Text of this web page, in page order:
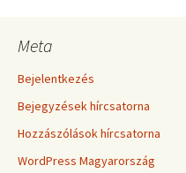
Meta
Bejelentkezés
Bejegyzések hírcsatorna
Hozzászólások hírcsatorna
WordPress Magyarország